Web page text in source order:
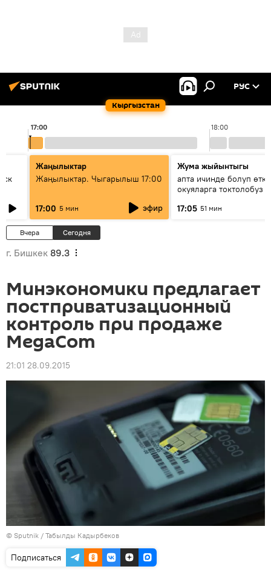
Кыргызстан
РУС
18:00
17:00
Жаңылыктар
Жаңылыктар. Чыгарылыш 17:00
17:00 5 мин эфир
Жума жыйынтыгы
апта ичинде болуп
окуяларга токтолобуз
17:05 51 мин
Вчера Сегодня
г. Бишкек 89.3
Минэкономики предлагает
постприватизационный
контроль при продаже
MegaCom
21:01 28.09.2015
© Sputnik / Табылды Кадырбеков
Подписаться